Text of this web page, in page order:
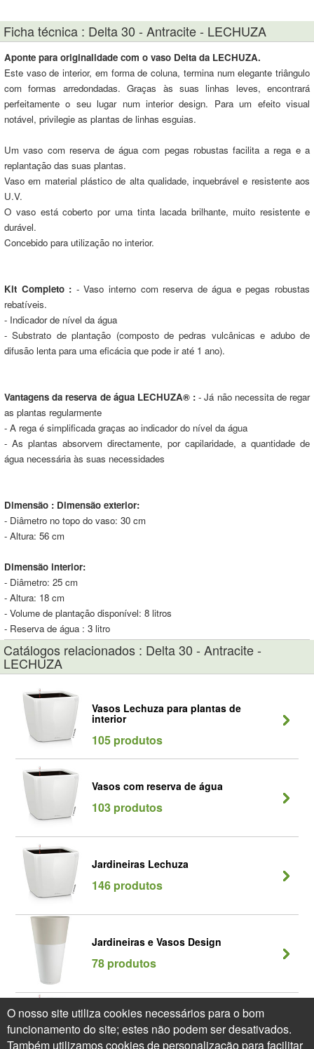
Ficha técnica : Delta 30 - Antracite - LECHUZA
Aponte para originalidade com o vaso Delta da LECHUZA.
Este vaso de interior, em forma de coluna, termina num elegante triângulo
com formas arredondadas. Graças às suas linhas leves, encontrará
perfeitamente o seu lugar num interior design. Para um efeito visual
notável, privilegie as plantas de linhas esguias.
Um vaso com reserva de água com pegas robustas facilita a rega e a
replantação das suas plantas.
Vaso em material plástico de alta qualidade, inquebrável e resistente aos
U.V.
O vaso está coberto por uma tinta lacada brilhante, muito resistente e
durável.
Concebido para utilização no interior.
Kit Completo : - Vaso interno com reserva de água e pegas robustas
rebatíveis.
- Indicador de nível da água
- Substrato de plantação (composto de pedras vulcânicas e adubo de
difusão lenta para uma eficácia que pode ir até 1 ano).
Vantagens da reserva de água LECHUZA® : - Já não necessita de regar
as plantas regularmente
- A rega é simplificada graças ao indicador do nível da água
- As plantas absorvem directamente, por capilaridade, a quantidade de
água necessária às suas necessidades
Dimensão : Dimensão exterior:
- Diâmetro no topo do vaso: 30 cm
- Altura: 56 cm
Dimensão interior:
- Diâmetro: 25 cm
- Altura: 18 cm
- Volume de plantação disponível: 8 litros
- Reserva de água : 3 litro
Catálogos relacionados : Delta 30 - Antracite -
LECHUZA
Vasos Lechuza para plantas de
interior
105 produtos
Vasos com reserva de água
103 produtos
Jardineiras Lechuza
146 produtos
Jardineiras e Vasos Design
78 produtos
Seleção Delta - Lechuza
10 produtos
O nosso site utiliza cookies necessários para o bom
funcionamento do site; estes não podem ser desativados.
Também utilizamos cookies de personalização para facilitar